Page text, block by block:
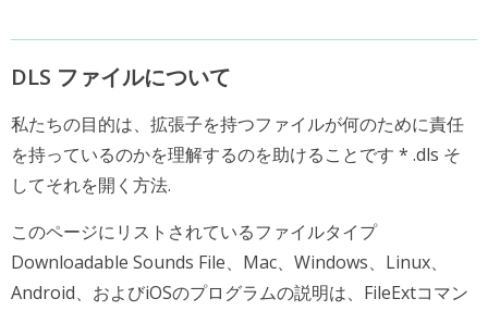
DLS ファイルについて
私たちの目的は、拡張子を持つファイルが何のために責任
を持っているのかを理解するのを助けることです * .dls そ
してそれを開く方法.
このページにリストされているファイルタイプ
Downloadable Sounds File、Mac、Windows、Linux、
Android、およびiOSのプログラムの説明は、FileExtコマン